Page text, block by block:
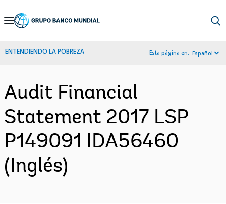
Skip
Navigation
ENTENDIENDO LA POBREZA Esta página en: Español
Audit Financial
Statement 2017 LSP
P149091 IDA56460
(Inglés)